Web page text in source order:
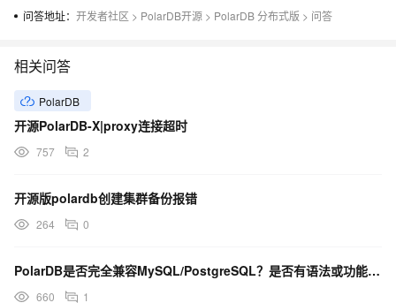
问答地址： 开发者社区 > PolarDB开源 > PolarDB 分布式版 > 问答
相关问答
PolarDB
开源PolarDB-X|proxy连接超时
757 2
开源版polardb创建集群备份报错
264 0
PolarDB是否完全兼容MySQL/PostgreSQL？是否有语法或功能限制？
660 1